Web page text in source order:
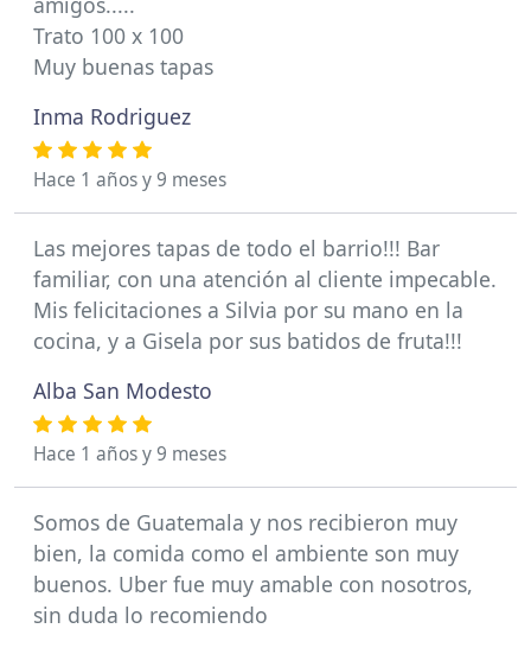
Trato 100 x 100
Muy buenas tapas
Inma Rodriguez
Hace 1 años y 9 meses
Las mejores tapas de todo el barrio!!! Bar
familiar, con una atención al cliente impecable.
Mis felicitaciones a Silvia por su mano en la
cocina, y a Gisela por sus batidos de fruta!!!
Alba San Modesto
Hace 1 años y 9 meses
Somos de Guatemala y nos recibieron muy
bien, la comida como el ambiente son muy
buenos. Uber fue muy amable con nosotros,
sin duda lo recomiendo